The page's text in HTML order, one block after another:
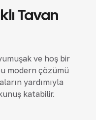
Tavan
ve hoş bir
modern çözümü
yardımıyla
katabilir.